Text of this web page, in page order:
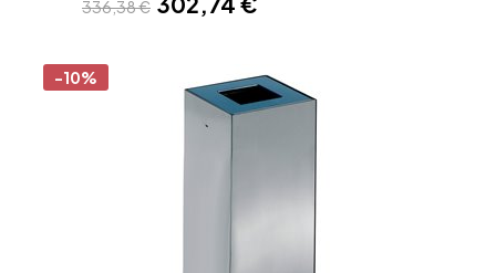
336,38 €
-10%